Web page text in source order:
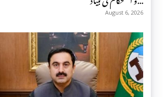
August 6, 2026